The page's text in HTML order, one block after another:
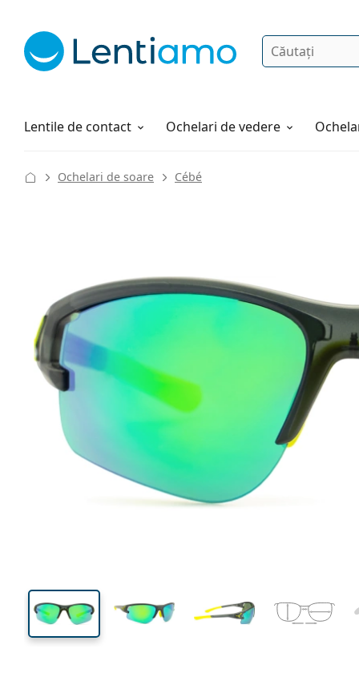
Căutare
Lentile de contact
Soluții Ochelari de vedere
Cum comandați
Ochelari de soare Cébé
Lățimea ramei
43 mm
Înălțime lentilă Lățimea lentilei
Lățimea